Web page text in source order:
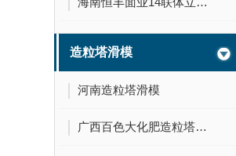
造粒塔滑模
河南造粒塔滑模
广西百色大化肥造粒塔滑模